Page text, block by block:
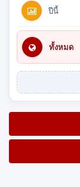
ปีนี้
ทั้งหมด